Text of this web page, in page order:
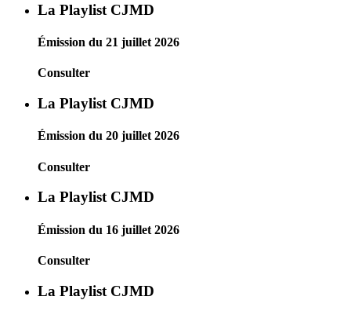
La Playlist CJMD
Émission du 21 juillet 2026
Consulter
La Playlist CJMD
Émission du 20 juillet 2026
Consulter
La Playlist CJMD
Émission du 16 juillet 2026
Consulter
La Playlist CJMD